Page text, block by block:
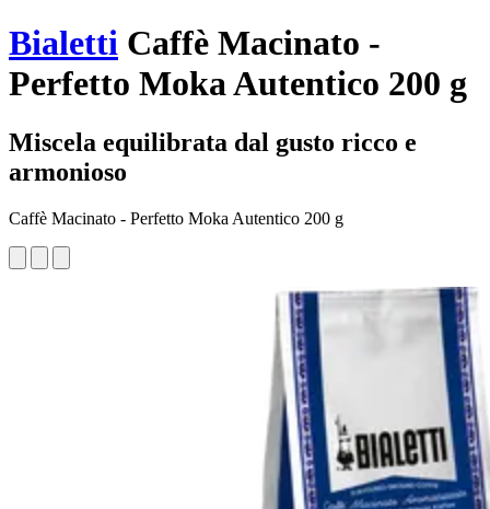
Bialetti Caffè Macinato -
Perfetto Moka Autentico 200 g
Miscela equilibrata dal gusto ricco e
armonioso
Caffè Macinato - Perfetto Moka Autentico 200 g